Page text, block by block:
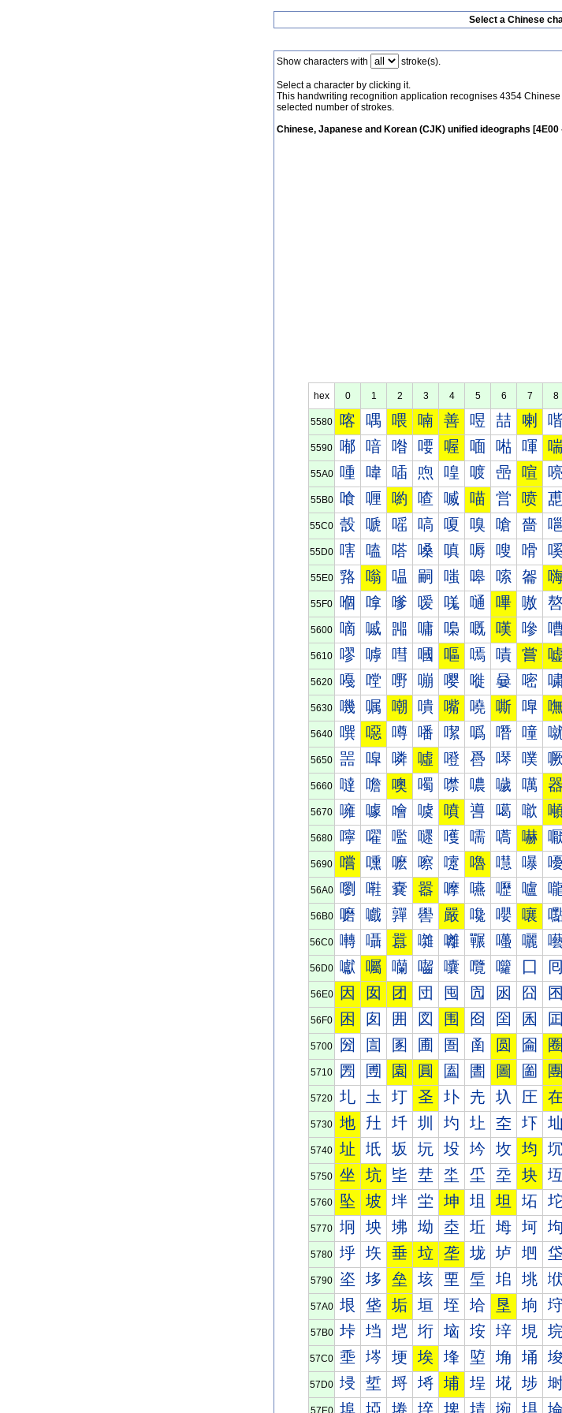
Select a Chinese
Show characters with stroke(s).
Select a character by clicking it.
This handwriting recognition application recognises 4354
selected number of strokes.
Chinese, Japanese and Korean (CJK) unified ideographs [4E00
hex 0 1 2 3 4 5 6 7 8
5580 喀 喁 喂 喃 善 喅 喆 喇
5590 喐 喑 喒 喓 喔 喕 喖 喗
55A0 喠 喡 喢 喣 喤 喥 喦 喧 喨
55B0 喰 喱 喲 喳 喴 喵 営 喷
55C0 嗀 嗁 嗂 嗃 嗄 嗅 嗆 嗇 嗈
55D0 嗐 嗑 嗒 嗓 嗔 嗕 嗖 嗗 嗘
55E0 嗠 嗡 嗢 嗣 嗤 嗥 嗦 嗧
55F0 嗰 嗱 嗲 嗳 嗴 嗵 嗶 嗷 嗸
5600 嘀 嘁 嘂 嘃 嘄 嘅 嘆 嘇 嘈
5610 嘐 嘑 嘒 嘓 嘔 嘕 嘖 嘗 嘘
5620 嘠 嘡 嘢 嘣 嘤 嘥 嘦 嘧 嘨
5630 嘰 嘱 嘲 嘳 嘴 嘵 嘶 嘷
5640 噀 噁 噂 噃 噄 噅 噆 噇
5650 噐 噑 噒 噓 噔 噕 噖 噗 噘
5660 噠 噡 噢 噣 噤 噥 噦 噧 器
5670 噰 噱 噲 噳 噴 噵 噶 噷 噸
5680 嚀 嚁 嚂 嚃 嚄 嚅 嚆 嚇 嚈
5690 嚐 嚑 嚒 嚓 嚔 嚕 嚖 嚗 嚘
56A0 嚠 嚡 嚢 嚣 嚤 嚥 嚦 嚧 嚨
56B0 嚰 嚱 嚲 嚳 嚴 嚵 嚶 嚷 嚸
56C0 囀 囁 囂 囃 囄 囅 囆 囇
56D0 囐 囑 囒 囓 囔 囕 囖 囗 囘
56E0 因 囡 团 団 囤 囥 囦 囧 囨
56F0 困 囱 囲 図 围 囵 囶 囷 囸
5700 圀 圁 圂 圃 圄 圅 圆 圇 圈
5710 圐 圑 園 圓 圔 圕 圖 圗 團
5720 圠 圡 圢 圣 圤 圥 圦 圧 在
5730 地 圱 圲 圳 圴 圵 圶 圷 圸
5740 址 坁 坂 坃 坄 坅 坆 均 坈
5750 坐 坑 坒 坓 坔 坕 坖 块 坘
5760 坠 坡 坢 坣 坤 坥 坦 坧
5770 坰 坱 坲 坳 坴 坵 坶 坷 坸
5780 垀 垁 垂 垃 垄 垅 垆 垇 垈
5790 垐 垑 垒 垓 垔 垕 垖 垗 垘
57A0 垠 垡 垢 垣 垤 垥 垦 垧
57B0 垰 垱 垲 垳 垴 垵 垶 垷
57C0 埀 埁 埂 埃 埄 埅 埆 埇 埈
57D0 埐 埑 埒 埓 埔 埕 埖 埗
57E0 埠 埡 埢 埣 埤 埥 埦 埧 埨